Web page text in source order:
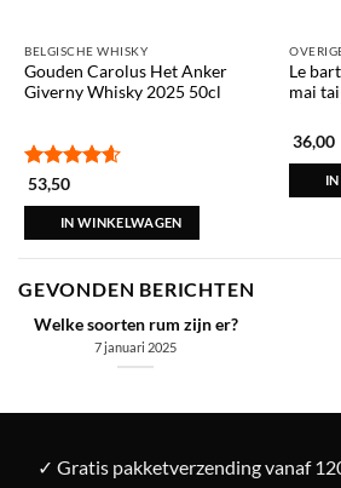
BELGISCHE WHISKY
Gouden Carolus Het Anker
Giverny Whisky 2025 50cl
Gewaardeerd
4.6uit 5
53,50
IN WINKELWAGEN
Le
mai
36,00
GEVONDEN BERICHTEN
Welke soorten rum zijn er?
7 januari 2025
✓ Gratis pakketverzending vanaf